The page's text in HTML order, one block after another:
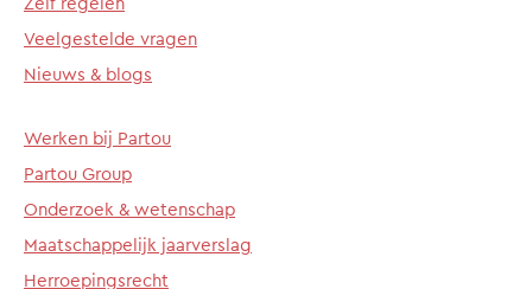
Veelgestelde vragen
Nieuws & blogs
Werken bij Partou
Partou Group
Onderzoek & wetenschap
Maatschappelijk jaarverslag
Herroepingsrecht